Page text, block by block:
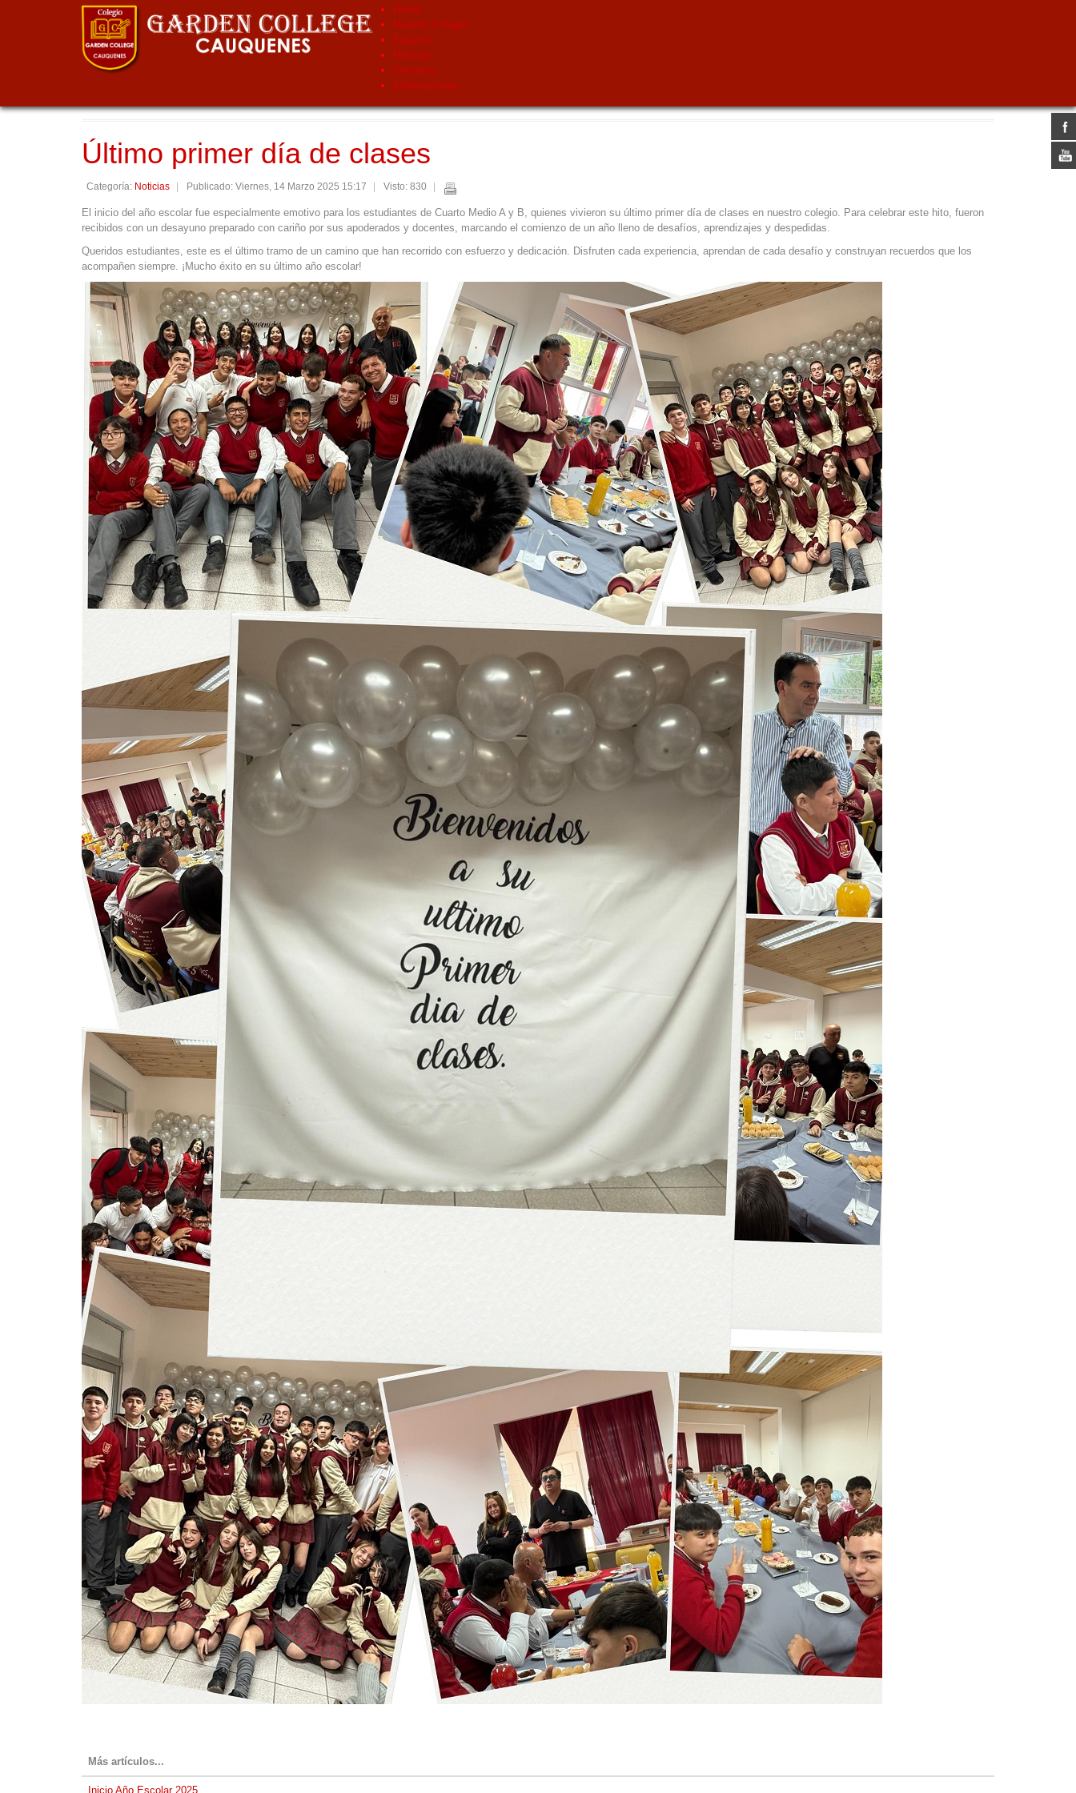
Home
Nuestro Colegio
Equipos
Noticias
Contacto
Informaciones
Último primer día de clases
Categoría: Noticias Publicado: Viernes, 14 Marzo 2025 15:17 Visto: 830
El inicio del año escolar fue especialmente emotivo para los estudiantes de Cuarto Medio A y B, quienes vivieron su último primer día de clases en nuestro colegio. Para celebrar este hito, fueron
recibidos con un desayuno preparado con cariño por sus apoderados y docentes, marcando el comienzo de un año lleno de desafíos, aprendizajes y despedidas.
Queridos estudiantes, este es el último tramo de un camino que han recorrido con esfuerzo y dedicación. Disfruten cada experiencia, aprendan de cada desafío y construyan recuerdos que los
acompañen siempre. ¡Mucho éxito en su último año escolar!
Más artículos...
Inicio Año Escolar 2025